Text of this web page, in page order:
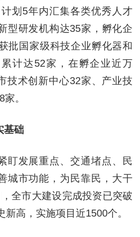
划5年内汇集各类优秀人才
型研发机构达35家，孵化企
批国家级科技企业孵化器和
计达52家，在孵企业近万
技术创新中心32家、产业技
。
础
发展重点、交通堵点、民
城市功能，为民靠民，大干
全市大建设完成投资已突破
新高，实施项目近1500个。